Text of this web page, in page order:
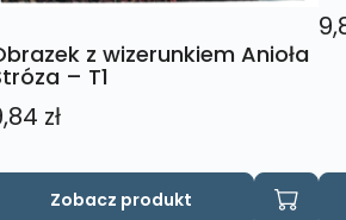
z wizerunkiem Anioła
– T1
zł
Zobacz produkt